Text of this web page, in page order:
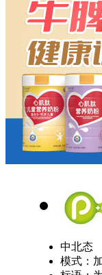
中北态
模式：